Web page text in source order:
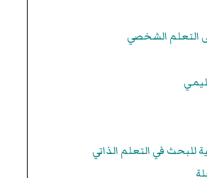
التعلم الشخصي
للبحث في التعلم الذاتي